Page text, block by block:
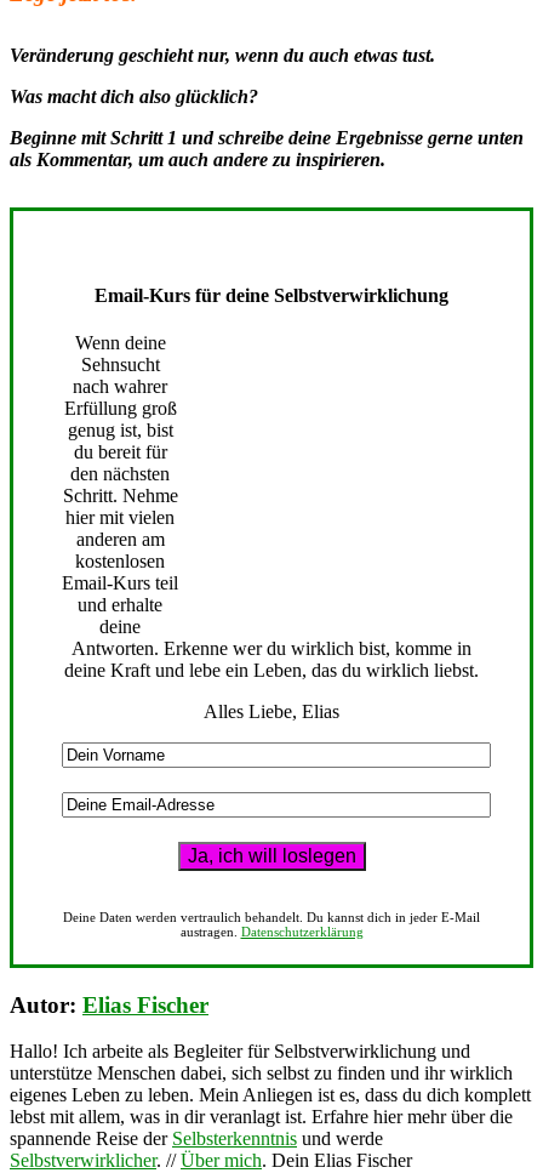
Veränderung geschieht nur, wenn du auch etwas tust.
Was macht dich also glücklich?
Beginne mit Schritt 1 und schreibe deine Ergebnisse gerne unten
als Kommentar, um auch andere zu inspirieren.
Email-Kurs für deine Selbstverwirklichung
Wenn deine
Sehnsucht
nach wahrer
Erfüllung groß
genug ist, bist
du bereit für
den nächsten
Schritt. Nehme
hier mit vielen
anderen am
kostenlosen
Email-Kurs teil
und erhalte
deine
Antworten. Erkenne wer du wirklich bist, komme in
deine Kraft und lebe ein Leben, das du wirklich liebst.
Alles Liebe, Elias
Deine Daten werden vertraulich behandelt. Du kannst dich in jeder E-Mail
austragen. Datenschutzerklärung
Autor: Elias Fischer
Hallo! Ich arbeite als Begleiter für Selbstverwirklichung und
unterstütze Menschen dabei, sich selbst zu finden und ihr wirklich
eigenes Leben zu leben. Mein Anliegen ist es, dass du dich komplett
lebst mit allem, was in dir veranlagt ist. Erfahre hier mehr über die
spannende Reise der Selbsterkenntnis und werde
Selbstverwirklicher. //Über mich. Dein Elias Fischer